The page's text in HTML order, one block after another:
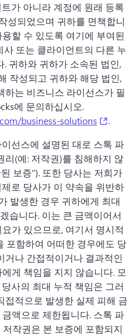
가 아니라 계정에 원래 등록
성되었으며 귀하를 면책합니
할 수 있도록 여기에 부여된
또는 클라이언트의 다른 누
. 귀하와 귀하가 소속된 법인,
작성되고 귀하와 해당 법인,
하는 비즈니스 라이선스가 필
에 문의하십시오.
business-solutions
.
선스에 설명된 대로 스톡 파
리(예: 저작권)를 침해하지 않
보증”). 또한 당사는 저희가
제로 당사가 이 약속을 위반하
발생한 경우 귀하에게 최대
습니다. 이는 큰 금액이어서
가 있으므로, 여기서 명시적
포함하여 어떠한 경우에도 당
거나 간접적이거나 결과적인
게 책임을 지지 않습니다. 모
사의 최대 누적 책임은 그러
접적으로 발생한 실제 피해 금
액으로 제한됩니다. 스톡 파
작권은 본 보증에 포함되지